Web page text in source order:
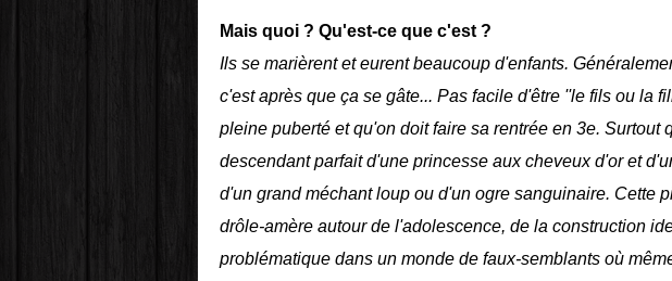
Mais quoi ? Qu'est-ce que c'est ?
Ils se marièrent et eurent beaucoup d'enfants.
c'est après que ça se gâte... Pas facile d'être ''le fils ou la
pleine puberté et qu'on doit faire sa rentrée en 3e. Surtout
descendant parfait d'une princesse aux cheveux d'or et
d'un grand méchant loup ou d'un ogre sanguinaire. Cette
drôle-amère autour de l'adolescence, de la construction
problématique dans un monde de faux-semblants où